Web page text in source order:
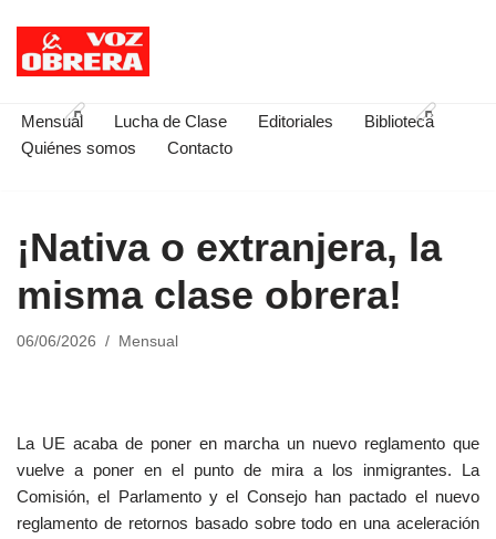
Saltar
contenido
Mensual Lucha de Clase Editoriales
Biblioteca
Quiénes somos
Contacto
¡Nativa o extranjera, la
misma clase obrera!
06/06/2026 Mensual
La UE acaba de poner en marcha un nuevo reglamento que
vuelve a poner en el punto de mira a los inmigrantes. La
Comisión, el Parlamento y el Consejo han pactado el nuevo
reglamento de retornos basado sobre todo en una aceleración